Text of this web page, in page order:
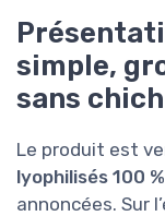
simple,
sans
Le produit est
lyophilisés 100
annoncées. Sur